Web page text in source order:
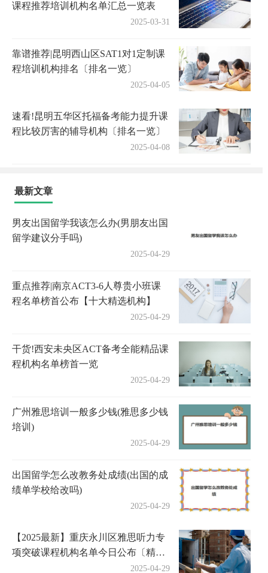
课程推荐培训机构名单汇总一览表
2025-03-31
靠谱推荐|昆明西山区SAT1对1定制课
程培训机构排名〔排名一览〕
2025-04-05
速看!昆明五华区托福备考能力提升课
程比较厉害的辅导机构〔排名一览〕
2025-04-08
最新文章
男友出国留学我该怎么办(男朋友出国
留学建议分手吗)
2025-04-29
重点推荐|南京ACT3-6人尊贵小班课
程名单榜首公布【十大精选机构】
2025-04-29
干货!西安未央区ACT备考全能精品课
程机构名单榜首一览
2025-04-29
广州雅思培训一般多少钱(雅思多少钱
培训)
2025-04-29
出国留学怎么改教务处成绩(出国的成
绩单学校给改吗)
2025-04-29
【2025最新】重庆永川区雅思听力专
项突破课程机构名单今日公布〔精选
2025-04-29